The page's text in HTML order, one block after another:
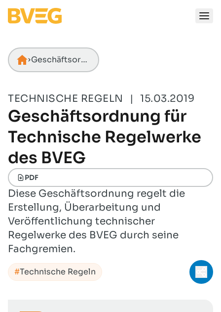
Startseite
Geschäftsordnung für Technische Regelwerke des BVEG
TECHNISCHE REGELN | 15.03.2019
Geschäftsordnung für
Technische Regelwerke
des BVEG
PDF
Diese Geschäftsordnung regelt die
Erstellung, Überarbeitung und
Veröffentlichung technischer
Regelwerke des BVEG durch seine
Fachgremien.
Technische Regeln